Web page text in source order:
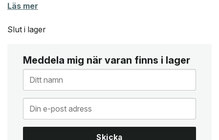
Läs mer
Slut i lager
Meddela mig när varan finns i lager
Skicka